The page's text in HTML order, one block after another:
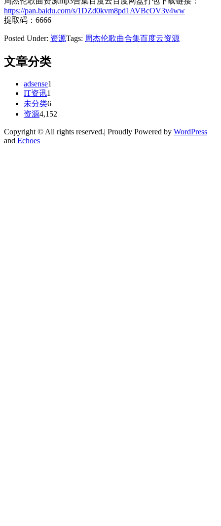
https://pan.baidu.com/s/1DZd0kvm8pd1AVBcOV3v4ww
提取码：6666
Posted Under: 资源Tags: 周杰伦歌曲合集百度云资源
文章分类
adsense1
IT资讯1
未分类6
资源4,152
Copyright © All rights reserved.| Proudly Powered by WordPress
and Echoes